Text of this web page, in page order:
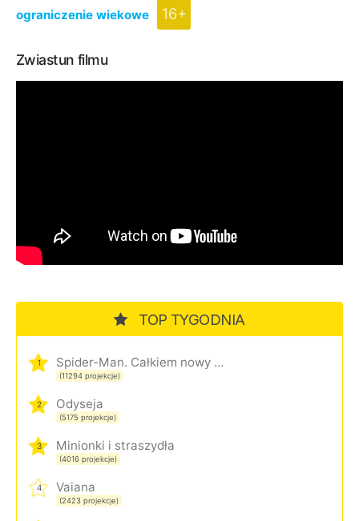
ograniczenie wiekowe 16+
Zwiastun filmu
TOP TYGODNIA
1 Spider-Man. Całkiem nowy dzień
(11294 projekcje)
2 Odyseja
(5175 projekcje)
3 Minionki i straszydła
(4016 projekcje)
4 Vaiana
(2423 projekcje)